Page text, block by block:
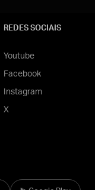
REDES SOCIAIS
Youtube
Facebook
Instagram
X